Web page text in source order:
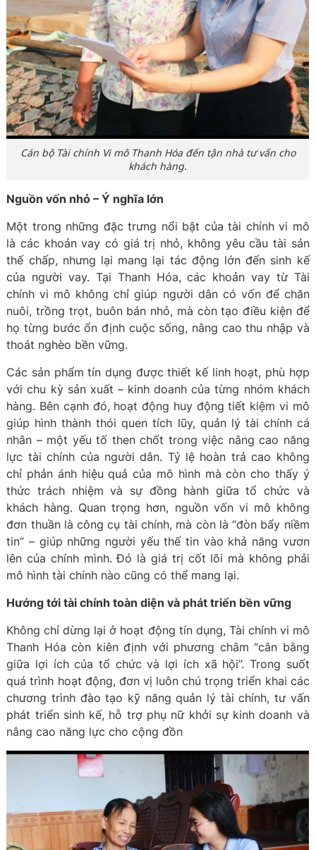
Cán bộ Tài chính Vi mô Thanh Hóa đến tận nhà tư vấn cho
khách hàng.
Nguồn vốn nhỏ – Ý nghĩa lớn
Một trong những đặc trưng nổi bật của tài chính vi mô
là các khoản vay có giá trị nhỏ, không yêu cầu tài sản
thế chấp, nhưng lại mang lại tác động lớn đến sinh kế
của người vay. Tại Thanh Hóa, các khoản vay từ Tài
chính vi mô không chỉ giúp người dân có vốn để chăn
nuôi, trồng trọt, buôn bán nhỏ, mà còn tạo điều kiện để
họ từng bước ổn định cuộc sống, nâng cao thu nhập và
thoát nghèo bền vững.
Các sản phẩm tín dụng được thiết kế linh hoạt, phù hợp
với chu kỳ sản xuất – kinh doanh của từng nhóm khách
hàng. Bên cạnh đó, hoạt động huy động tiết kiệm vi mô
giúp hình thành thói quen tích lũy, quản lý tài chính cá
nhân – một yếu tố then chốt trong việc nâng cao năng
lực tài chính của người dân. Tỷ lệ hoàn trả cao không
chỉ phản ánh hiệu quả của mô hình mà còn cho thấy ý
thức trách nhiệm và sự đồng hành giữa tổ chức và
khách hàng. Quan trọng hơn, nguồn vốn vi mô không
đơn thuần là công cụ tài chính, mà còn là “đòn bẩy niềm
tin” – giúp những người yếu thế tin vào khả năng vươn
lên của chính mình. Đó là giá trị cốt lõi mà không phải
mô hình tài chính nào cũng có thể mang lại.
Hướng tới tài chính toàn diện và phát triển bền vững
Không chỉ dừng lại ở hoạt động tín dụng, Tài chính vi mô
Thanh Hóa còn kiên định với phương châm “cân bằng
giữa lợi ích của tổ chức và lợi ích xã hội”. Trong suốt
quá trình hoạt động, đơn vị luôn chú trọng triển khai các
chương trình đào tạo kỹ năng quản lý tài chính, tư vấn
phát triển sinh kế, hỗ trợ phụ nữ khởi sự kinh doanh và
nâng cao năng lực cho cộng đồn